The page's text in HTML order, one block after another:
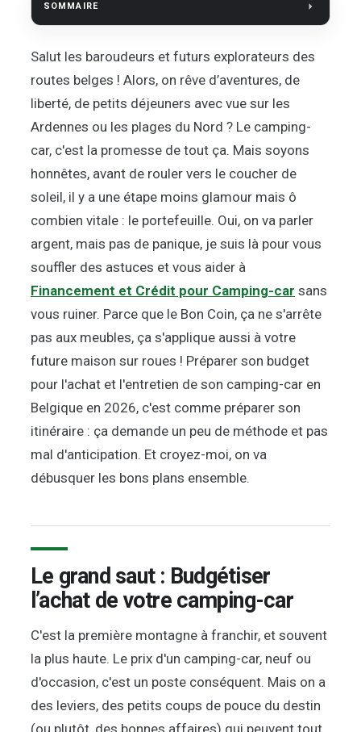
SOMMAIRE
Salut les baroudeurs et futurs explorateurs des
routes belges ! Alors, on rêve d’aventures, de
liberté, de petits déjeuners avec vue sur les
Ardennes ou les plages du Nord ? Le camping-
car, c'est la promesse de tout ça. Mais soyons
honnêtes, avant de rouler vers le coucher de
soleil, il y a une étape moins glamour mais ô
combien vitale : le portefeuille. Oui, on va parler
argent, mais pas de panique, je suis là pour vous
souffler des astuces et vous aider à
Financement et Crédit pour Camping-car sans
vous ruiner. Parce que le Bon Coin, ça ne s'arrête
pas aux meubles, ça s'applique aussi à votre
future maison sur roues ! Préparer son budget
pour l'achat et l'entretien de son camping-car en
Belgique en 2026, c'est comme préparer son
itinéraire : ça demande un peu de méthode et pas
mal d'anticipation. Et croyez-moi, on va
débusquer les bons plans ensemble.
Le grand saut : Budgétiser
l’achat de votre camping-car
C'est la première montagne à franchir, et souvent
la plus haute. Le prix d'un camping-car, neuf ou
d'occasion, c'est un poste conséquent. Mais on a
des leviers, des petits coups de pouce du destin
(ou plutôt, des bonnes affaires) qui peuvent tout